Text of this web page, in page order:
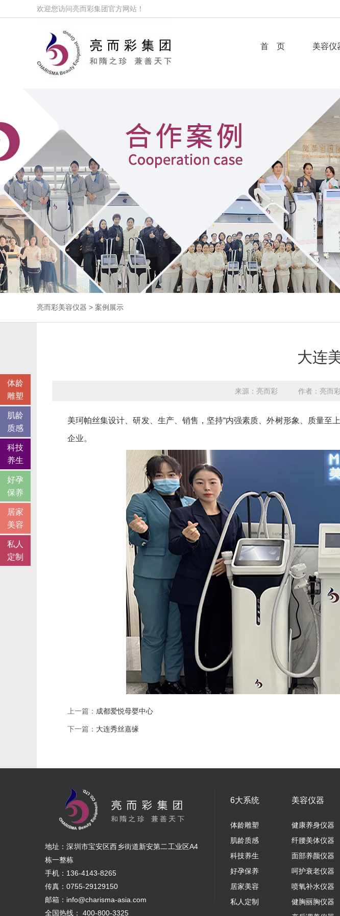
欢迎您访问亮而彩集团官方网站！
首 页 美容仪
亮而彩美容仪器 > 案例展示
大连
来源：亮而彩 作者：亮而
美珂帕丝集设计、研发、生产、销售，坚持“内强素质、外树形象、质量至
企业。
上一篇： 成都爱悦母婴中心
下一篇： 大连秀丝嘉缘
地址：深圳市宝安区西乡街道新安第二工业区A4
栋一整栋
手机：136-4143-8265
传真：0755-29129150
邮箱：info@charisma-asia.com
全国热线： 400-800-3325
6大系统
体龄雕塑
肌龄质感
科技养生
好孕保养
居家美容
私人定制
美容仪器
健康养身仪器
纤腰美体仪器
面部养颜仪器
呵护衰老仪器
喷氧补水仪器
健胸丽胸仪器
体龄
雕塑
肌龄
质感
科技
养生
好孕
保养
居家
美容
私人
定制